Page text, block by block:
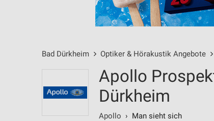
Bad Dürkheim Optiker & Hörakustik Angebote
Apollo
Dürkheim
Apollo › Man sieht sich